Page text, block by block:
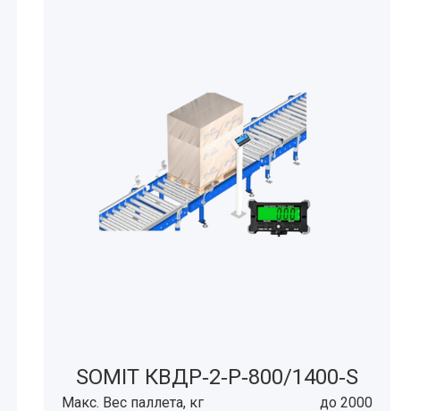
SOMIT КВДР‑2‑Р‑800/1400‑S
Макс. Вес паллета, кг до 2000